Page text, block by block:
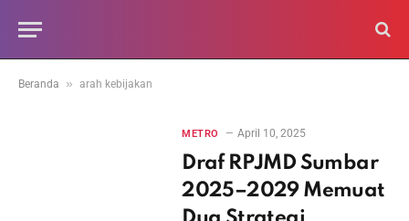
Beranda » arah kebijakan
METRO April 10, 2025
Draf RPJMD Sumbar
2025–2029 Memuat